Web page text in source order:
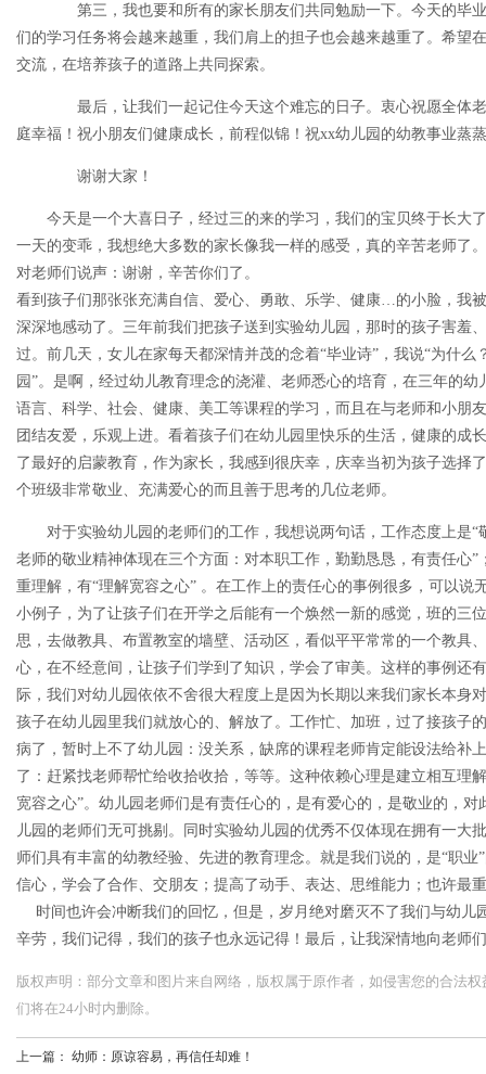
第三，我也要和所有的家长朋友们共同勉励一下。今天的毕
们的学习任务将会越来越重，我们肩上的担子也会越来越重了。希望
交流，在培养孩子的道路上共同探索。
最后，让我们一起记住今天这个难忘的日子。衷心祝愿全体
庭幸福！祝小朋友们健康成长，前程似锦！祝xx幼儿园的幼教事业蒸
谢谢大家！
今天是一个大喜日子，经过三的来的学习，我们的宝贝终于长大
一天的变乖，我想绝大多数的家长像我一样的感受，真的辛苦老师了
对老师们说声：谢谢，辛苦你们了。
看到孩子们那张张充满自信、爱心、勇敢、乐学、健康…的小脸，我
深深地感动了。三年前我们把孩子送到实验幼儿园，那时的孩子害羞
过。前几天，女儿在家每天都深情并茂的念着“毕业诗”，我说“为什么
园”。是啊，经过幼儿教育理念的浇灌、老师悉心的培育，在三年的
语言、科学、社会、健康、美工等课程的学习，而且在与老师和小朋
团结友爱，乐观上进。看着孩子们在幼儿园里快乐的生活，健康的成
了最好的启蒙教育，作为家长，我感到很庆幸，庆幸当初为孩子选择
个班级非常敬业、充满爱心的而且善于思考的几位老师。
对于实验幼儿园的老师们的工作，我想说两句话，工作态度上是“
老师的敬业精神体现在三个方面：对本职工作，勤勤恳恳，有责任心
重理解，有“理解宽容之心” 。在工作上的责任心的事例很多，可以说
小例子，为了让孩子们在开学之后能有一个焕然一新的感觉，班的三
思，去做教具、布置教室的墙壁、活动区，看似平平常常的一个教具
心，在不经意间，让孩子们学到了知识，学会了审美。这样的事例还
际，我们对幼儿园依依不舍很大程度上是因为长期以来我们家长本身
孩子在幼儿园里我们就放心的、解放了。工作忙、加班，过了接孩子
病了，暂时上不了幼儿园：没关系，缺席的课程老师肯定能设法给补
了：赶紧找老师帮忙给收拾收拾，等等。这种依赖心理是建立相互理
宽容之心”。幼儿园老师们是有责任心的，是有爱心的，是敬业的，
儿园的老师们无可挑剔。同时实验幼儿园的优秀不仅体现在拥有一大
师们具有丰富的幼教经验、先进的教育理念。就是我们说的，是“职
信心，学会了合作、交朋友；提高了动手、表达、思维能力；也许最
时间也许会冲断我们的回忆，但是，岁月绝对磨灭不了我们与幼儿
辛劳，我们记得，我们的孩子也永远记得！最后，让我深情地向老师
版权声明：部分文章和图片来自网络，版权属于原作者，如侵害您的合法
们将在24小时内删除。
上一篇： 幼师：原谅容易，再信任却难！